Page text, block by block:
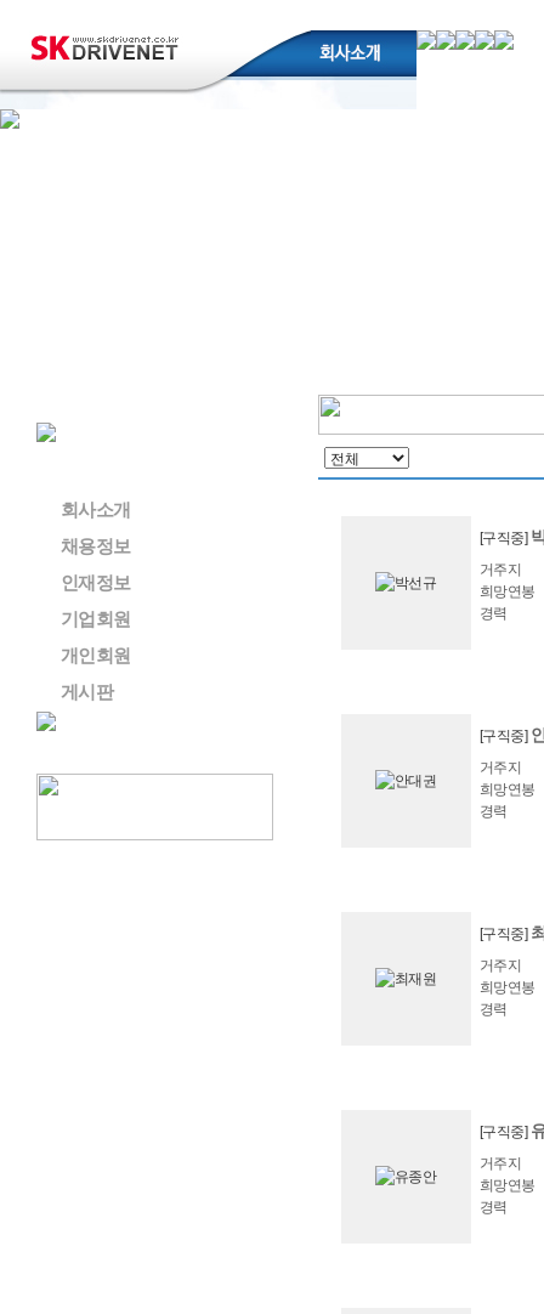
회사소개
채용정보
인재정보
기업회원
개인회원
게시판
[구직중]
거주지
희망연봉
경력
[구직중]
거주지
희망연봉
경력
[구직중]
거주지
희망연봉
경력
[구직중]
거주지
희망연봉
경력